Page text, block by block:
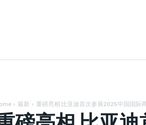
最新 重磅亮相 比亚迪首次参展2025中国国际